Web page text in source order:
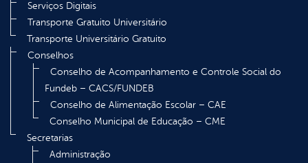
Serviços Digitais
Transporte Gratuito Universitário
Transporte Universitário Gratuito
Conselhos
Conselho de Acompanhamento e Controle Social do
Fundeb – CACS/FUNDEB
Conselho de Alimentação Escolar – CAE
Conselho Municipal de Educação – CME
Secretarias
Administração